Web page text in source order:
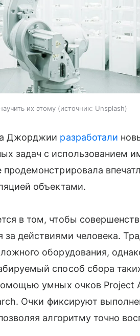
их этому источник: Unsplash
Джорджии разработали
задач с использованием
продемонстрировала
объектами.
в том, чтобы
действиями человека.
оборудования,
способ сбора
умных очков Project
Очки фиксируют
алгоритму точно